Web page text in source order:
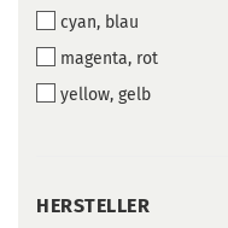
cyan, blau
magenta, rot
yellow, gelb
HERSTELLER
HERSTELLER